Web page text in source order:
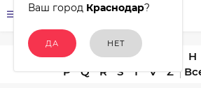
Ваш город Краснодар?
КАТАЛОГ ТОВАРОВ
A C D E H
P
Q R S T V Z